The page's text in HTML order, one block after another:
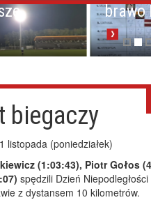
brawo
biegaczy
listopada (poniedziałek)
(1:03:43), Piotr Gołos
spędzili Dzień
z dystansem 10 kilometrów.